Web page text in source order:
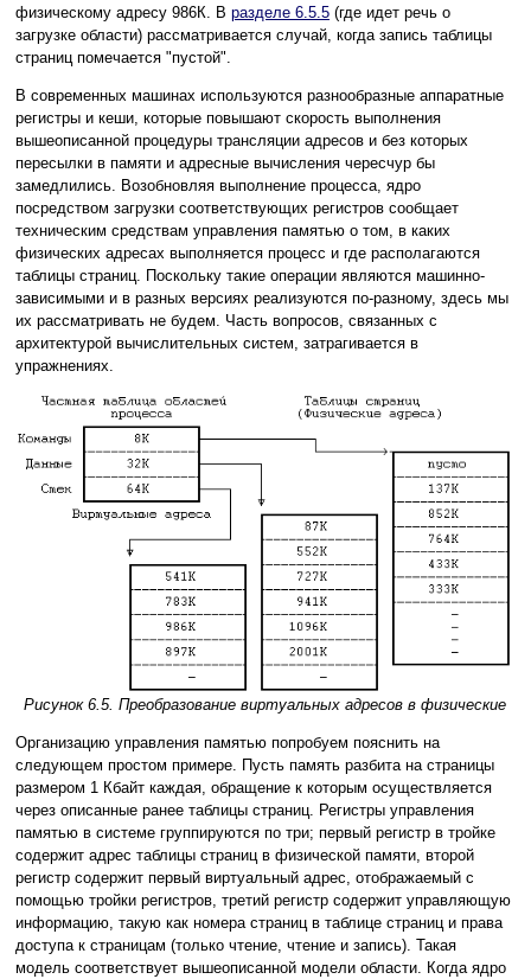
физическому адресу 986К. В разделе 6.5.5 (где идет речь о
загрузке области) рассматривается случай, когда запись таблицы
страниц помечается "пустой".
В современных машинах используются разнообразные аппаратные
регистры и кеши, которые повышают скорость выполнения
вышеописанной процедуры трансляции адресов и без которых
пересылки в памяти и адресные вычисления чересчур бы
замедлились. Возобновляя выполнение процесса, ядро
посредством загрузки соответствующих регистров сообщает
техническим средствам управления памятью о том, в каких
физических адресах выполняется процесс и где располагаются
таблицы страниц. Поскольку такие операции являются машинно-
зависимыми и в разных версиях реализуются по-разному, здесь мы
их рассматривать не будем. Часть вопросов, связанных с
архитектурой вычислительных систем, затрагивается в
упражнениях.
Рисунок 6.5. Преобразование виртуальных адресов в физические
Организацию управления памятью попробуем пояснить на
следующем простом примере. Пусть память разбита на страницы
размером 1 Кбайт каждая, обращение к которым осуществляется
через описанные ранее таблицы страниц. Регистры управления
памятью в системе группируются по три; первый регистр в тройке
содержит адрес таблицы страниц в физической памяти, второй
регистр содержит первый виртуальный адрес, отображаемый с
помощью тройки регистров, третий регистр содержит управляющую
информацию, такую как номера страниц в таблице страниц и права
доступа к страницам (только чтение, чтение и запись). Такая
модель соответствует вышеописанной модели области. Когда ядро